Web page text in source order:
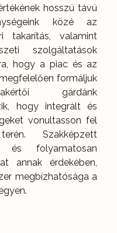
hosszú távú
közé az
takarítás, valamint
szolgáltatások
hogy a piac és az
formáljuk
gárdánk
hogy integrált és
vonultasson fel
Szakképzett
és folyamatosan
annak érdekében,
megbízhatósága a